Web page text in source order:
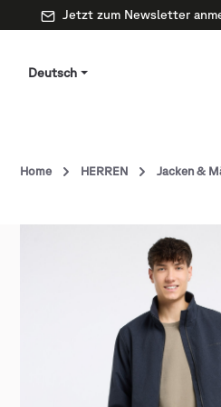
Jetzt zum Newsletter
Deutsch
Home HERREN Jacken &